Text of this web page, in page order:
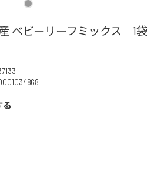
ベビーリーフミックス 1袋
る